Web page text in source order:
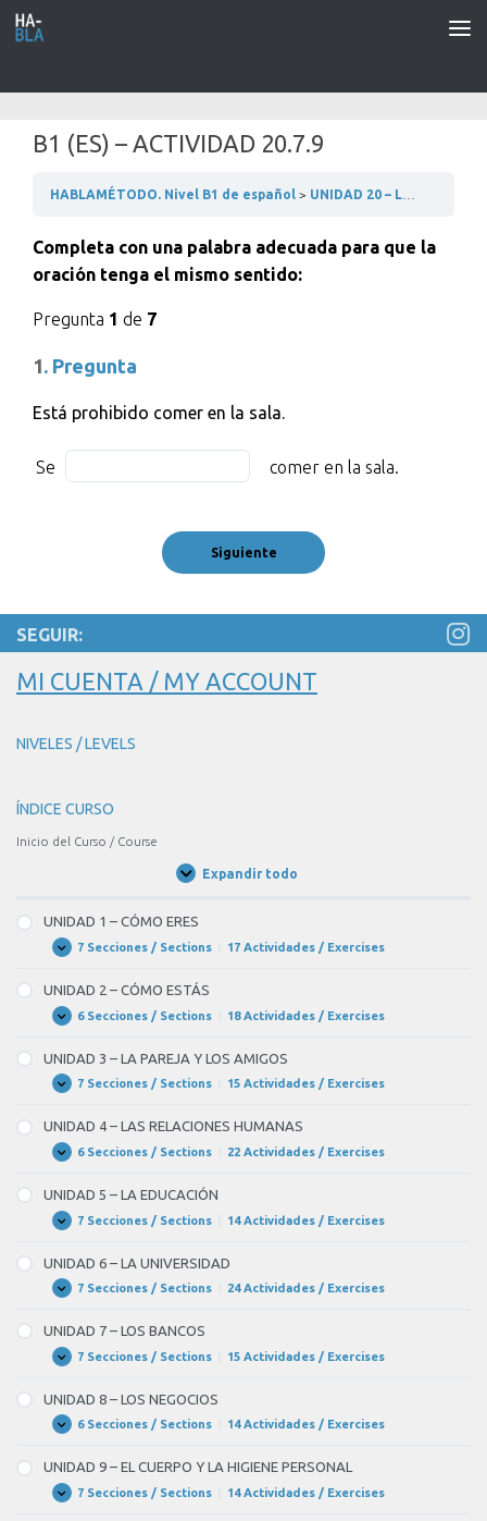
Saltar al contenido
B1 (ES) – ACTIVIDAD 20.7.9
HABLAMÉTODO. Nivel B1 de español UNIDAD 20 – LA MODA
Completa con una palabra adecuada para que la
oración tenga el mismo sentido:
Pregunta 1 de 7
1. Pregunta
Está prohibido comer en la sala.
Se
BLANK
la
sala.
Se Fill
in
comer en la sala.
SEGUIR:
MI CUENTA / MY ACCOUNT
NIVELES / LEVELS
ÍNDICE CURSO
Inicio del Curso / Course
Expandir todo
Unidades
UNIDAD 1 – CÓMO ERES
Expandir
UNIDAD
–
CÓMO
ERES
7 Secciones / Sections 17 Actividades / Exercises
UNIDAD 2 – CÓMO ESTÁS
Expandir
UNIDAD
–
CÓMO
ESTÁS
6 Secciones / Sections 18 Actividades / Exercises
UNIDAD 3 – LA PAREJA Y LOS AMIGOS
Expandir
UNIDAD
–
LA
PAREJA
Y
AMIGOS
7 Secciones / Sections 15 Actividades / Exercises
UNIDAD 4 – LAS RELACIONES HUMANAS
Expandir
UNIDAD
–
LAS
RELACIONES
HUMANAS
6 Secciones / Sections 22 Actividades / Exercises
UNIDAD 5 – LA EDUCACIÓN
Expandir
UNIDAD
–
LA
EDUCACIÓN
7 Secciones / Sections 14 Actividades / Exercises
UNIDAD 6 – LA UNIVERSIDAD
Expandir
UNIDAD
–
LA
UNIVERSIDAD
7 Secciones / Sections 24 Actividades / Exercises
UNIDAD 7 – LOS BANCOS
Expandir
UNIDAD
–
LOS
BANCOS
7 Secciones / Sections 15 Actividades / Exercises
UNIDAD 8 – LOS NEGOCIOS
Expandir
UNIDAD
–
LOS
NEGOCIOS
6 Secciones / Sections 14 Actividades / Exercises
UNIDAD 9 – EL CUERPO Y LA HIGIENE PERSONAL
Expandir
UNIDAD7 Secciones / Sections 14 Actividades / Exercises